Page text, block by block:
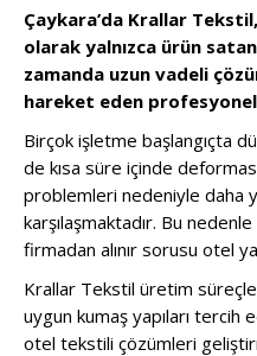
Çaykara’da Krallar
olarak yalnızca ürün
zamanda uzun vadeli
hareket eden
Birçok işletme başlangıçta
de kısa süre içinde
problemleri nedeniyle daha
karşılaşmaktadır. Bu
firmadan alınır sorusu otel
Krallar Tekstil üretim
uygun kumaş yapıları tercih
otel tekstili çözümleri